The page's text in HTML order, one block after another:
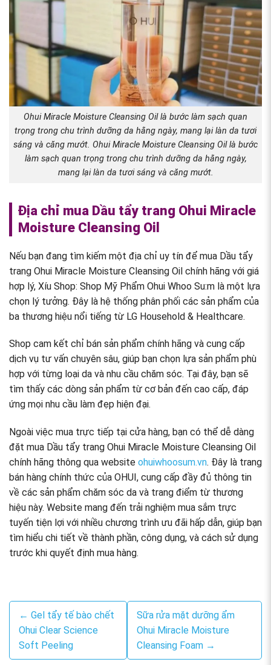
Ohui Miracle Moisture Cleansing Oil là bước làm sạch quan
trọng trong chu trình dưỡng da hằng ngày, mang lại làn da tươi
sáng và căng mướt. Ohui Miracle Moisture Cleansing Oil là bước
làm sạch quan trọng trong chu trình dưỡng da hằng ngày,
mang lại làn da tươi sáng và căng mướt.
Địa chỉ mua Dầu tẩy trang Ohui Miracle
Moisture Cleansing Oil
Nếu bạn đang tìm kiếm một địa chỉ uy tín để mua Dầu tẩy
trang Ohui Miracle Moisture Cleansing Oil chính hãng với giá
hợp lý, Xíu Shop: Shop Mỹ Phẩm Ohui Whoo Su:m là một lựa
chọn lý tưởng. Đây là hệ thống phân phối các sản phẩm của
ba thương hiệu nổi tiếng từ LG Household & Healthcare.
Shop cam kết chỉ bán sản phẩm chính hãng và cung cấp
dịch vụ tư vấn chuyên sâu, giúp bạn chọn lựa sản phẩm phù
hợp với từng loại da và nhu cầu chăm sóc. Tại đây, bạn sẽ
tìm thấy các dòng sản phẩm từ cơ bản đến cao cấp, đáp
ứng mọi nhu cầu làm đẹp hiện đại.
Ngoài việc mua trực tiếp tại cửa hàng, bạn có thể dễ dàng
đặt mua Dầu tẩy trang Ohui Miracle Moisture Cleansing Oil
chính hãng thông qua website ohuiwhoosum.vn. Đây là trang
bán hàng chính thức của OHUI, cung cấp đầy đủ thông tin
về các sản phẩm chăm sóc da và trang điểm từ thương
hiệu này. Website mang đến trải nghiệm mua sắm trực
tuyến tiện lợi với nhiều chương trình ưu đãi hấp dẫn, giúp bạn
tìm hiểu chi tiết về thành phần, công dụng, và cách sử dụng
trước khi quyết định mua hàng.
← Gel tẩy tế bào chết
Ohui Clear Science
Soft Peeling
Sữa rửa mặt dưỡng ẩm
Ohui Miracle Moisture
Cleansing Foam →